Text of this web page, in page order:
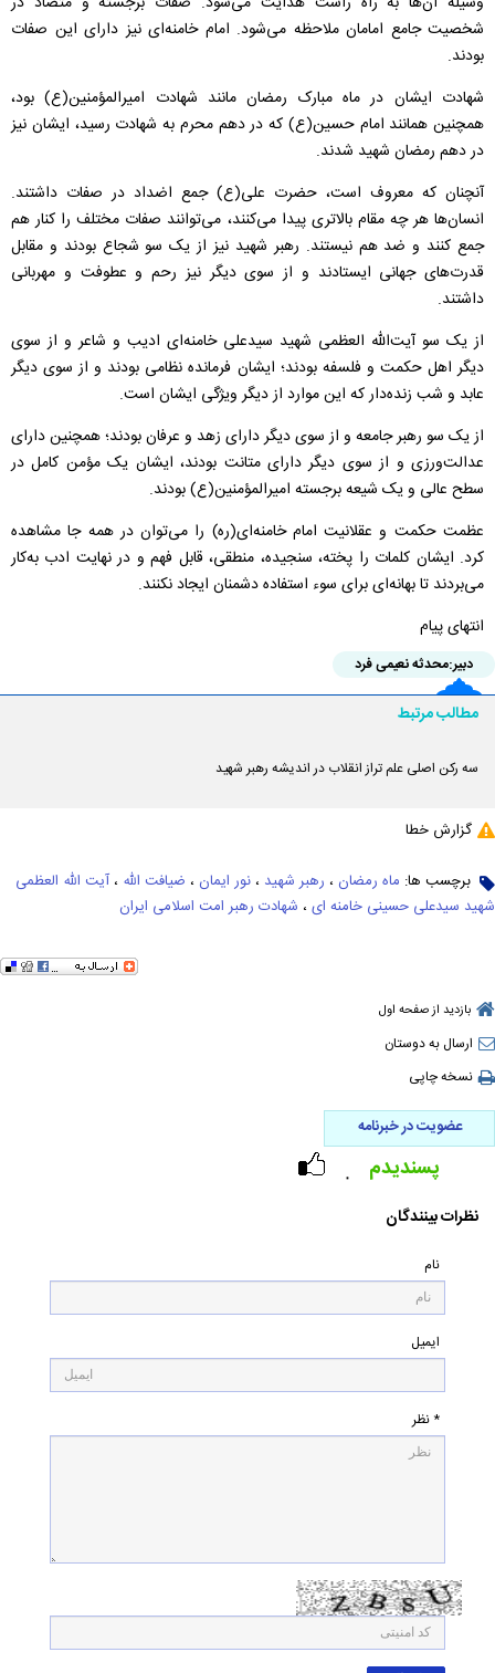
شخصیت جامع امامان ملاحظه می‌شود. امام خامنه‌ای نیز دارای این صفات
بودند.
شهادت ایشان در ماه مبارک رمضان مانند شهادت امیرالمؤمنین(ع) بود،
همچنین همانند امام حسین(ع) که در دهم محرم به شهادت رسید، ایشان نیز
در دهم رمضان شهید شد‌ند.
آنچنان ‌که معروف است، حضرت علی(ع) جمع اضداد در صفات داشتند.
انسان‌ها هر چه مقام بالاتری پیدا می‌کنند، می‌توانند صفات مختلف را کنار هم
جمع کنند و ضد هم نیستند. رهبر شهید نیز از یک سو شجاع بودند و مقابل
قدرت‌های جهانی ایستادند و از سوی دیگر نیز رحم و عطوفت و مهربانی
داشتند‌.
از یک سو آیت‌الله العظمی شهید سیدعلی خامنه‌ای ادیب و شاعر و از سوی
دیگر اهل حکمت و فلسفه بودند؛ ایشان فرمانده نظامی بودند و از سوی دیگر
عابد و شب زنده‌دار که این موارد از دیگر ویژگی ایشان است.
از یک سو رهبر جامعه و از سوی دیگر دارای زهد و عرفان بودند؛ همچنین دارای
عدالت‌ورزی و از سوی دیگر دارای متانت بودند، ایشان یک مؤمن کامل در
سطح عالی و یک شیعه برجسته امیرالمؤمنین(ع) بودند.
عظمت حکمت و عقلانیت امام خامنه‌ای(ره) را می‌توان در همه جا مشاهده
کرد. ایشان کلمات را پخته، سنجیده، منطقی، قابل فهم و در نهایت ادب به‌کار
می‌بردند تا بهانه‌ای برای سوء استفاده دشمنان ایجاد نکنند.
انتهای پیام
دبیر:محدثه نعیمی فرد
مطالب مرتبط
سه رکن اصلی علم تراز انقلاب در اندیشه رهبر شهید
گزارش خطا
برچسب ها: ماه رمضان ، رهبر شهید ، نور ایمان ، ضیافت الله ، آیت الله العظمی
شهید سیدعلی حسینی خامنه ای ، شهادت رهبر امت اسلامی ایران
بازدید از صفحه اول
ارسال به دوستان
نسخه چاپی
عضویت در خبرنامه
۰ پسندیدم
نظرات بینندگان
نام
ایمیل
* نظر